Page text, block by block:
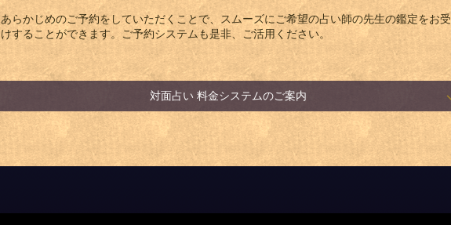
あらかじめのご予約をしていただくことで、スムーズにご希望の占い師の先生の鑑定をお受
けすることができます。ご予約システムも是非、ご活用ください。
対面占い 料金システムのご案内